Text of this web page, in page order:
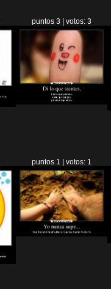
puntos 3 | votos: 3
puntos 1 | votos: 1